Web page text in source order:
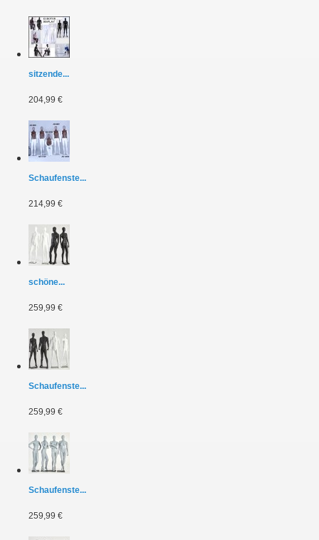
sitzende...
204,99 €
Schaufenste...
214,99 €
schöne...
259,99 €
Schaufenste...
259,99 €
Schaufenste...
259,99 €